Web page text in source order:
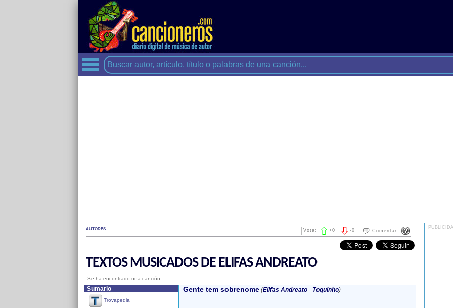
AUTORES Comentar
-0
Vota: +0
TEXTOS MUSICADOS DE ELIFAS ANDREATO
Se ha encontrado una canción.
Sumario
Trovapedia
Gente tem sobrenome (Elifas Andreato- Toquinho)